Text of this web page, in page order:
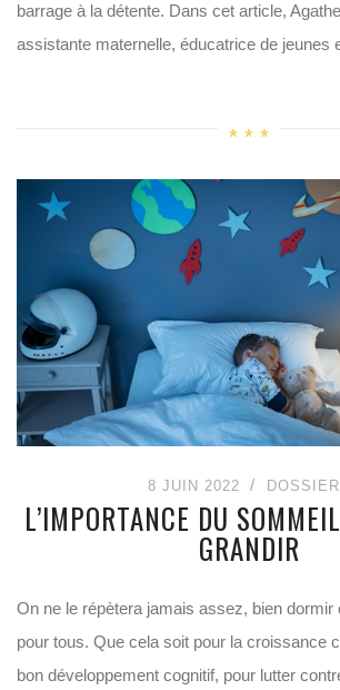
barrage à la détente. Dans cet article,
assistante maternelle, éducatrice de jeunes
8 JUIN 2022
L’IMPORTANCE DU
GRANDIR
On ne le répètera jamais assez, bien dormir
pour tous. Que cela soit pour la croissance
bon développement cognitif, pour lutter